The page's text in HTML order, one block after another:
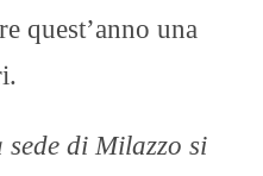
quest’anno una
di Milazzo si